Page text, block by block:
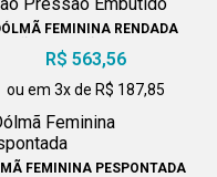
FEMININA RENDADA
R$ 563,56
ou em 3x de R$ 187,85
FEMININA PESPONTADA